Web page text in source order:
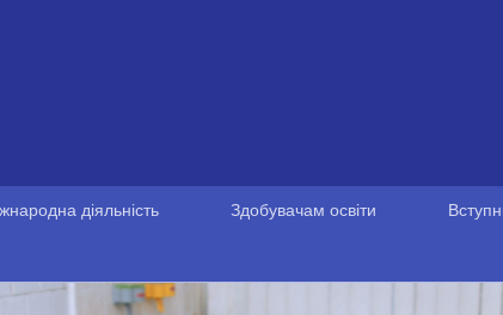
діяльність Здобувачам освіти